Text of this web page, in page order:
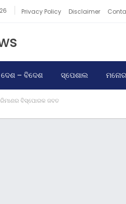
Privacy Policy Disclaimer
ଦେଶ – ବିଦେଶ ସ୍ପେଶାଲ
ବିସ୍ପୋରକ ଜବତ